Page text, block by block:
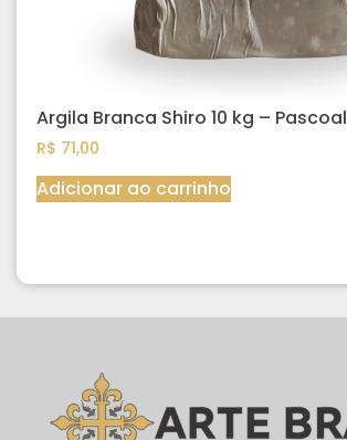
Argila Branca Shiro 10 kg – Pascoal
R$ 71,00
Adicionar ao carrinho